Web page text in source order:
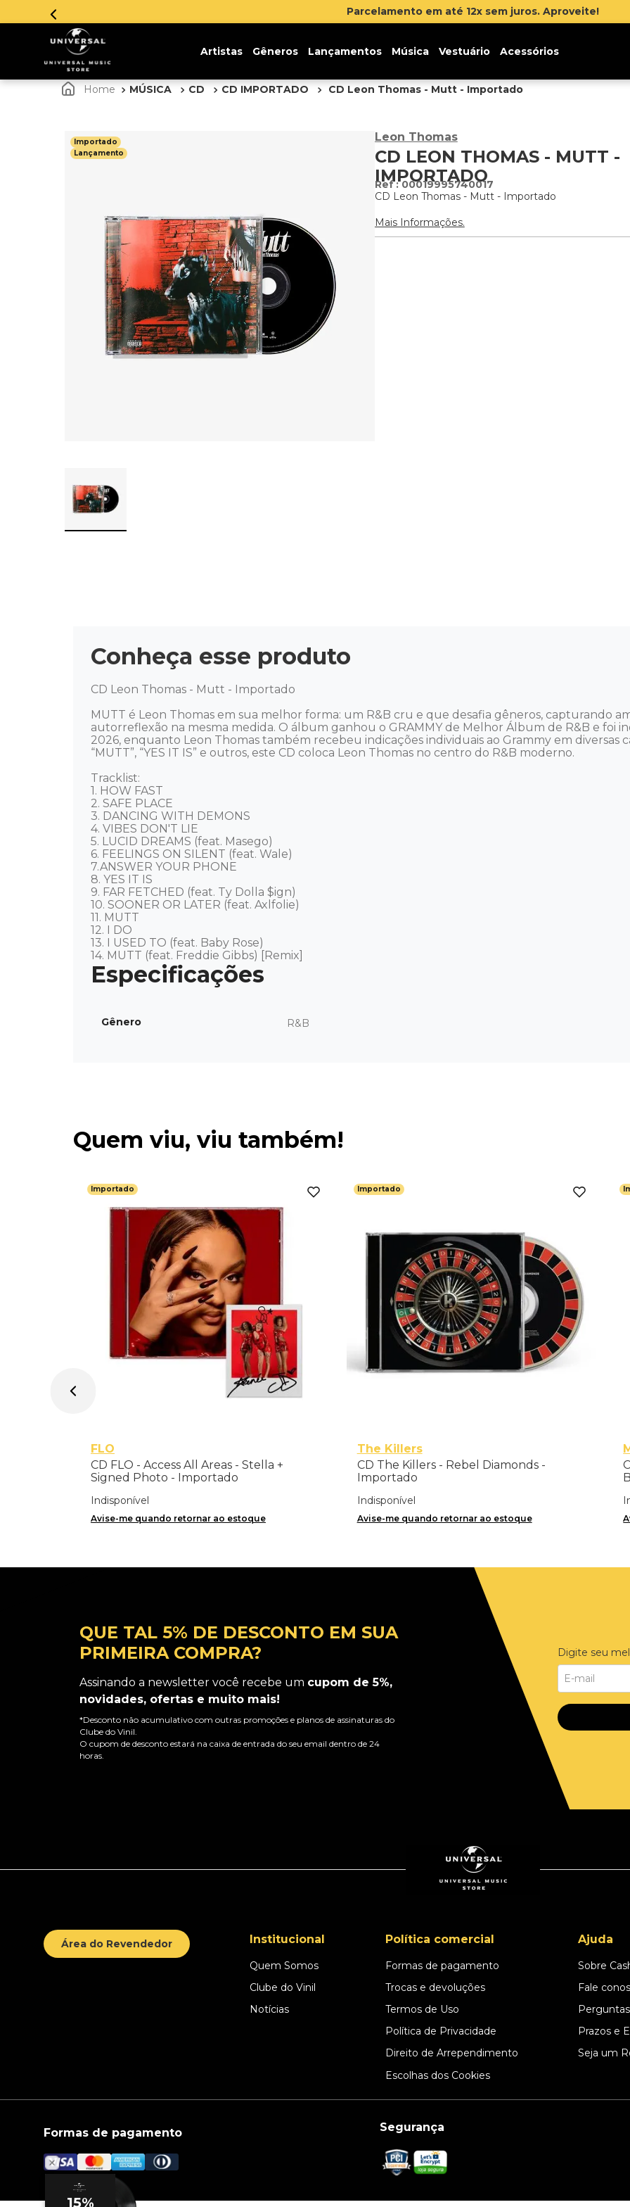
Parcelamento em até 12x sem juros. Aproveite!
Artistas Gêneros Lançamentos Música Vestuário Acessórios
MÚSICA CD CD IMPORTADO CD Leon Thomas - Mutt - Importado
Importado
Lançamento
Leon Thomas
CD LEON THOMAS - MUTT -
IMPORTADO
:00019995740017
CD Leon Thomas - Mutt - Importado
Mais Informações.
Conheça esse produto
CD Leon Thomas - Mutt - Importado
MUTT é Leon Thomas em sua melhor forma: um R&B cru e que desafia gêneros, capturando
autorreflexão na mesma medida. O álbum ganhou o GRAMMY de Melhor Álbum de R&B e foi
2026, enquanto Leon Thomas também recebeu indicações individuais ao Grammy em diversas
“MUTT”, “YES IT IS” e outros, este CD coloca Leon Thomas no centro do R&B moderno.
Tracklist:
1. HOW FAST
2. SAFE PLACE
3. DANCING WITH DEMONS
4. VIBES DON'T LIE
5. LUCID DREAMS (feat. Masego)
6. FEELINGS ON SILENT (feat. Wale)
7.ANSWER YOUR PHONE
8. YES IT IS
9. FAR FETCHED (feat. Ty Dolla $ign)
10. SOONER OR LATER (feat. Axlfolie)
11. MUTT
12. I DO
13. I USED TO (feat. Baby Rose)
14. MUTT (feat. Freddie Gibbs) [Remix]
Gênero R&B
Quem viu, viu também!
Importado
FLO
CD FLO - Access All Areas - Stella +
Signed Photo - Importado
Indisponível
Avise-me quando retornar ao estoque
Importado
The Killers
CD The Killers - Rebel Diamonds -
Importado
Indisponível
Avise-me quando retornar ao estoque
QUE TAL 5% DE DESCONTO EM SUA
PRIMEIRA COMPRA?
Assinando a newsletter você recebe um cupom de 5%,
novidades, ofertas e muito mais!
*Desconto não acumulativo com outras promoções e planos de assinaturas do
Clube do Vinil.
O cupom de desconto estará na caixa de entrada do seu email dentro de 24
horas.
Digite seu
Área do Revendedor Institucional
Quem Somos
Clube do Vinil
Notícias
Política comercial
Formas de pagamento
Trocas e devoluções
Termos de Uso
Política de Privacidade
Direito de Arrependimento
Escolhas dos Cookies
Ajuda
Sobre
Fale
Prazos e
Seja um
Formas de pagamento Segurança